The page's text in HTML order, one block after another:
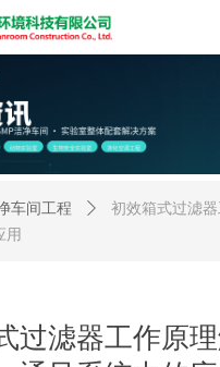
过滤器工作原
车间工程 ꄲ
初效箱式过滤
用